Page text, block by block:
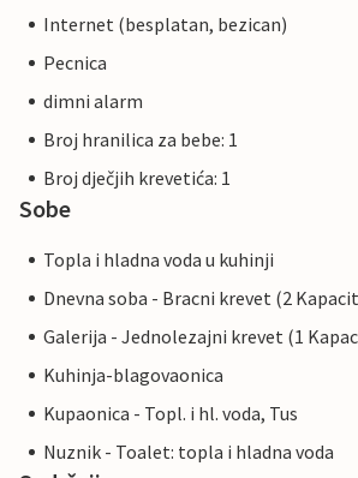
Internet (besplatan, bezican)
Pecnica
dimni alarm
Broj hranilica za bebe: 1
Broj dječjih krevetića: 1
Sobe
Topla i hladna voda u kuhinji
Dnevna soba - Bracni krevet (2
Galerija - Jednolezajni krevet (1
Kuhinja-blagovaonica
Kupaonica - Topl. i hl. voda, Tus
Nuznik - Toalet: topla i hladna voda